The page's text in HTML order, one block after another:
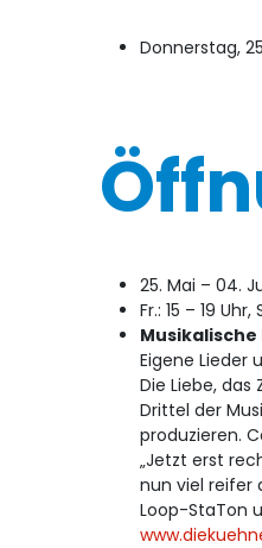
Donnerstag,
25. Mai – 04.
Fr.: 15 – 19
Musikalische
Eigene Lieder
Die Liebe,
Drittel der
produzieren.
„Jetzt erst
nun viel reifer
Loop-StaTon